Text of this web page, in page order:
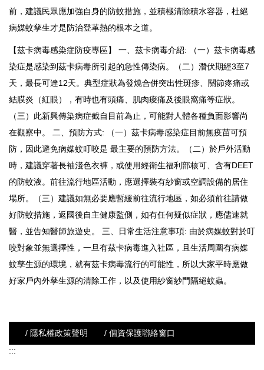
前，建議民眾應加強自身的防蚊措施，並積極清除積水容器，杜絕
病媒蚊孳生才是防治登革熱的根本之道。
【茲卡病毒感染症防疫專區】 一、茲卡病毒介紹: （一）茲卡病毒感
染症是感染到茲卡病毒所引起的急性傳染病。（二）潛伏期經3至7
天，最長可達12天。典型症狀為發燒合併突出性斑疹、關節疼痛或
結膜炎（紅眼），有時也有頭痛、肌肉痠痛及後眼窩痛等症狀。
（三）此新興傳染病症截自目前為止，可能對人體各種負面影響尚
在觀察中。 二、預防方式: （一）茲卡病毒感染症目前無疫苗可預
防，因此避免病媒蚊叮咬是 最主要的預防方法。（二）於戶外活動
時，建議穿著長袖淺色衣褲，或使用經衛生福利部核可、含有DEET
的防蚊液。前往流行地區活動，應選擇裝有紗窗或空調設備的居住
場所。（三）建議如無必要應暫緩前往流行地區，如必須前往請做
好防蚊措施，返國後自主健康監側，如有任何疑似症狀，應儘速就
醫，並告知醫師旅遊史。 三、日常生活注意事項: 由於病媒蚊對於叮
咬對象並無選擇性，一旦有茲卡病毒進入社區，且生活周圍有病媒
蚊孳生源的環境，就有茲卡病毒流行的可能性，所以大家平時應做
好家戶內外孳生源的清除工作，以及使用紗窗紗門隔絕蚊蟲。
/ 隱私權政策聲明
/ 個資保護聯絡窗口
:::